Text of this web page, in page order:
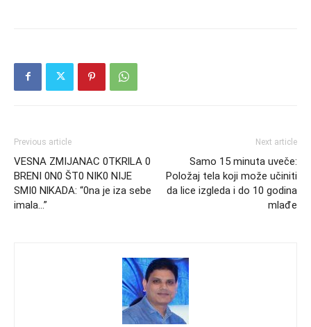
Previous article
VESNA ZMIJANAC 0TKRlLA 0
BRENI 0N0 ŠT0 NIK0 NIJE
SMI0 NlKADA: “0na je iza sebe
imala…”
Next article
Samo 15 minuta uveče:
Položaj tela koji može učiniti
da lice izgleda i do 10 godina
mlađe